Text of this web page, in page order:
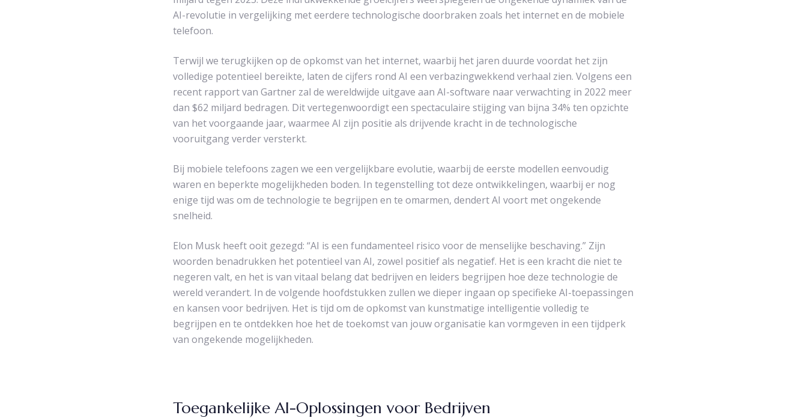
AI-revolutie in vergelijking met eerdere technologische doorbraken zoals het internet en de mobiele
telefoon.
Terwijl we terugkijken op de opkomst van het internet, waarbij het jaren duurde voordat het zijn
volledige potentieel bereikte, laten de cijfers rond AI een verbazingwekkend verhaal zien. Volgens een
recent rapport van Gartner zal de wereldwijde uitgave aan AI-software naar verwachting in 2022 meer
dan $62 miljard bedragen. Dit vertegenwoordigt een spectaculaire stijging van bijna 34% ten opzichte
van het voorgaande jaar, waarmee AI zijn positie als drijvende kracht in de technologische
vooruitgang verder versterkt.
Bij mobiele telefoons zagen we een vergelijkbare evolutie, waarbij de eerste modellen eenvoudig
waren en beperkte mogelijkheden boden. In tegenstelling tot deze ontwikkelingen, waarbij er nog
enige tijd was om de technologie te begrijpen en te omarmen, dendert AI voort met ongekende
snelheid.
Elon Musk heeft ooit gezegd: “AI is een fundamenteel risico voor de menselijke beschaving.” Zijn
woorden benadrukken het potentieel van AI, zowel positief als negatief. Het is een kracht die niet te
negeren valt, en het is van vitaal belang dat bedrijven en leiders begrijpen hoe deze technologie de
wereld verandert. In de volgende hoofdstukken zullen we dieper ingaan op specifieke AI-toepassingen
en kansen voor bedrijven. Het is tijd om de opkomst van kunstmatige intelligentie volledig te
begrijpen en te ontdekken hoe het de toekomst van jouw organisatie kan vormgeven in een tijdperk
van ongekende mogelijkheden.
Toegankelijke AI-Oplossingen voor Bedrijven